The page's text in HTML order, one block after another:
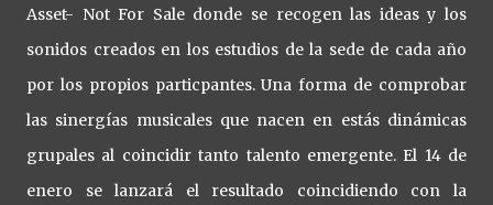
Asset- Not For Sale donde se recogen las ideas y los
sonidos creados en los estudios de la sede de cada año
por los propios particpantes. Una forma de comprobar
las sinergías musicales que nacen en estás dinámicas
grupales al coincidir tanto talento emergente. El 14 de
enero se lanzará el resultado coincidiendo con la